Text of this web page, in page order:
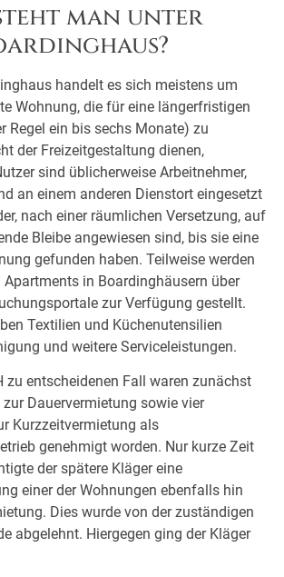
man unter
handelt es sich meistens um
Wohnung, die für eine längerfristigen
Regel ein bis sechs Monate) zu
der Freizeitgestaltung dienen,
sind üblicherweise Arbeitnehmer,
an einem anderen Dienstort eingesetzt
nach einer räumlichen Versetzung, auf
Bleibe angewiesen sind, bis sie eine
gefunden haben. Teilweise werden
in Boardinghäusern über
zur Verfügung gestellt.
Textilien und Küchenutensilien
und weitere Serviceleistungen.
zu entscheidenen Fall waren zunächst
Dauervermietung sowie vier
Kurzzeitvermietung als
genehmigt worden. Nur kurze Zeit
der spätere Kläger eine
einer der Wohnungen ebenfalls hin
Dies wurde von der zuständigen
abgelehnt. Hiergegen ging der Kläger